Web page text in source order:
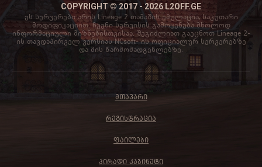
COPYRIGHT © 2017 - 2026 L2OFF.GE
ეს სერვერები არის Lineage 2 თამაშის ემულაცია, საკუთარი
მოდიფიკაციით. ჩვენი სერვისის გამოყენება მხოლოდ
ინფორმაციული მიზნებისთვისაა. შეგიძლიათ გაეცნოთ Lineage 2-
ის თავდაპირველ ვერსიას NCsoft- ის ოფიციალურ სერვერებზე
და მის წარმომადგენლებზე.
ᲛᲗᲐᲕᲐᲠᲘ
ᲠᲔᲒᲘᲡᲢᲠᲐᲪᲘᲐ
ᲤᲐᲘᲚᲔᲑᲘ
ᲞᲘᲠᲐᲓᲘ ᲙᲐᲑᲘᲜᲔᲢᲘ